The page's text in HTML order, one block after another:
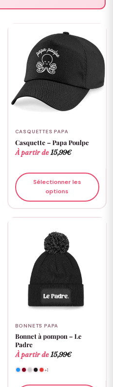
CASQUETTES PAPA
Casquette – Papa Poulpe
À partir de15,99€
Sélectionner les
options
BONNETS PAPA
Bonnet à pompon – Le
Padre
À partir de15,99€
+1